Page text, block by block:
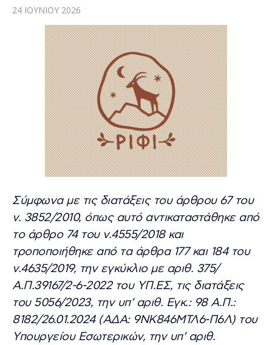
24 ΙΟΥΝΊΟΥ 2026
Σύμφωνα με τις διατάξεις του άρθρου 67 του
ν. 3852/2010, όπως αυτό αντικαταστάθηκε από
το άρθρο 74 του ν.4555/2018 και
τροποποιήθηκε από τα άρθρα 177 και 184 του
ν.4635/2019, την εγκύκλιο με αριθ. 375/
Α.Π.39167/2-6-2022 του ΥΠ.ΕΣ, τις διατάξεις
του 5056/2023, την υπ’ αριθ. Εγκ.: 98 Α.Π.:
8182/26.01.2024 (ΑΔΑ: 9ΝΚ846ΜΤΛ6-Π6Λ) του
Υπουργείου Εσωτερικών, την υπ’ αριθ.